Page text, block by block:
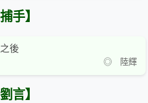
手】
後
◎ 陸輝
言】